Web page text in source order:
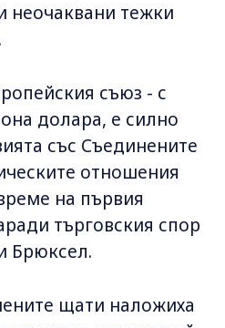
неочаквани тежки
съюз - с
долара, е силно
със Съединените
отношения
на първия
търговския спор
Брюксел.
щати наложиха